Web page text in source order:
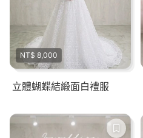
NT$ 8,000
立體蝴蝶結緞面白禮服